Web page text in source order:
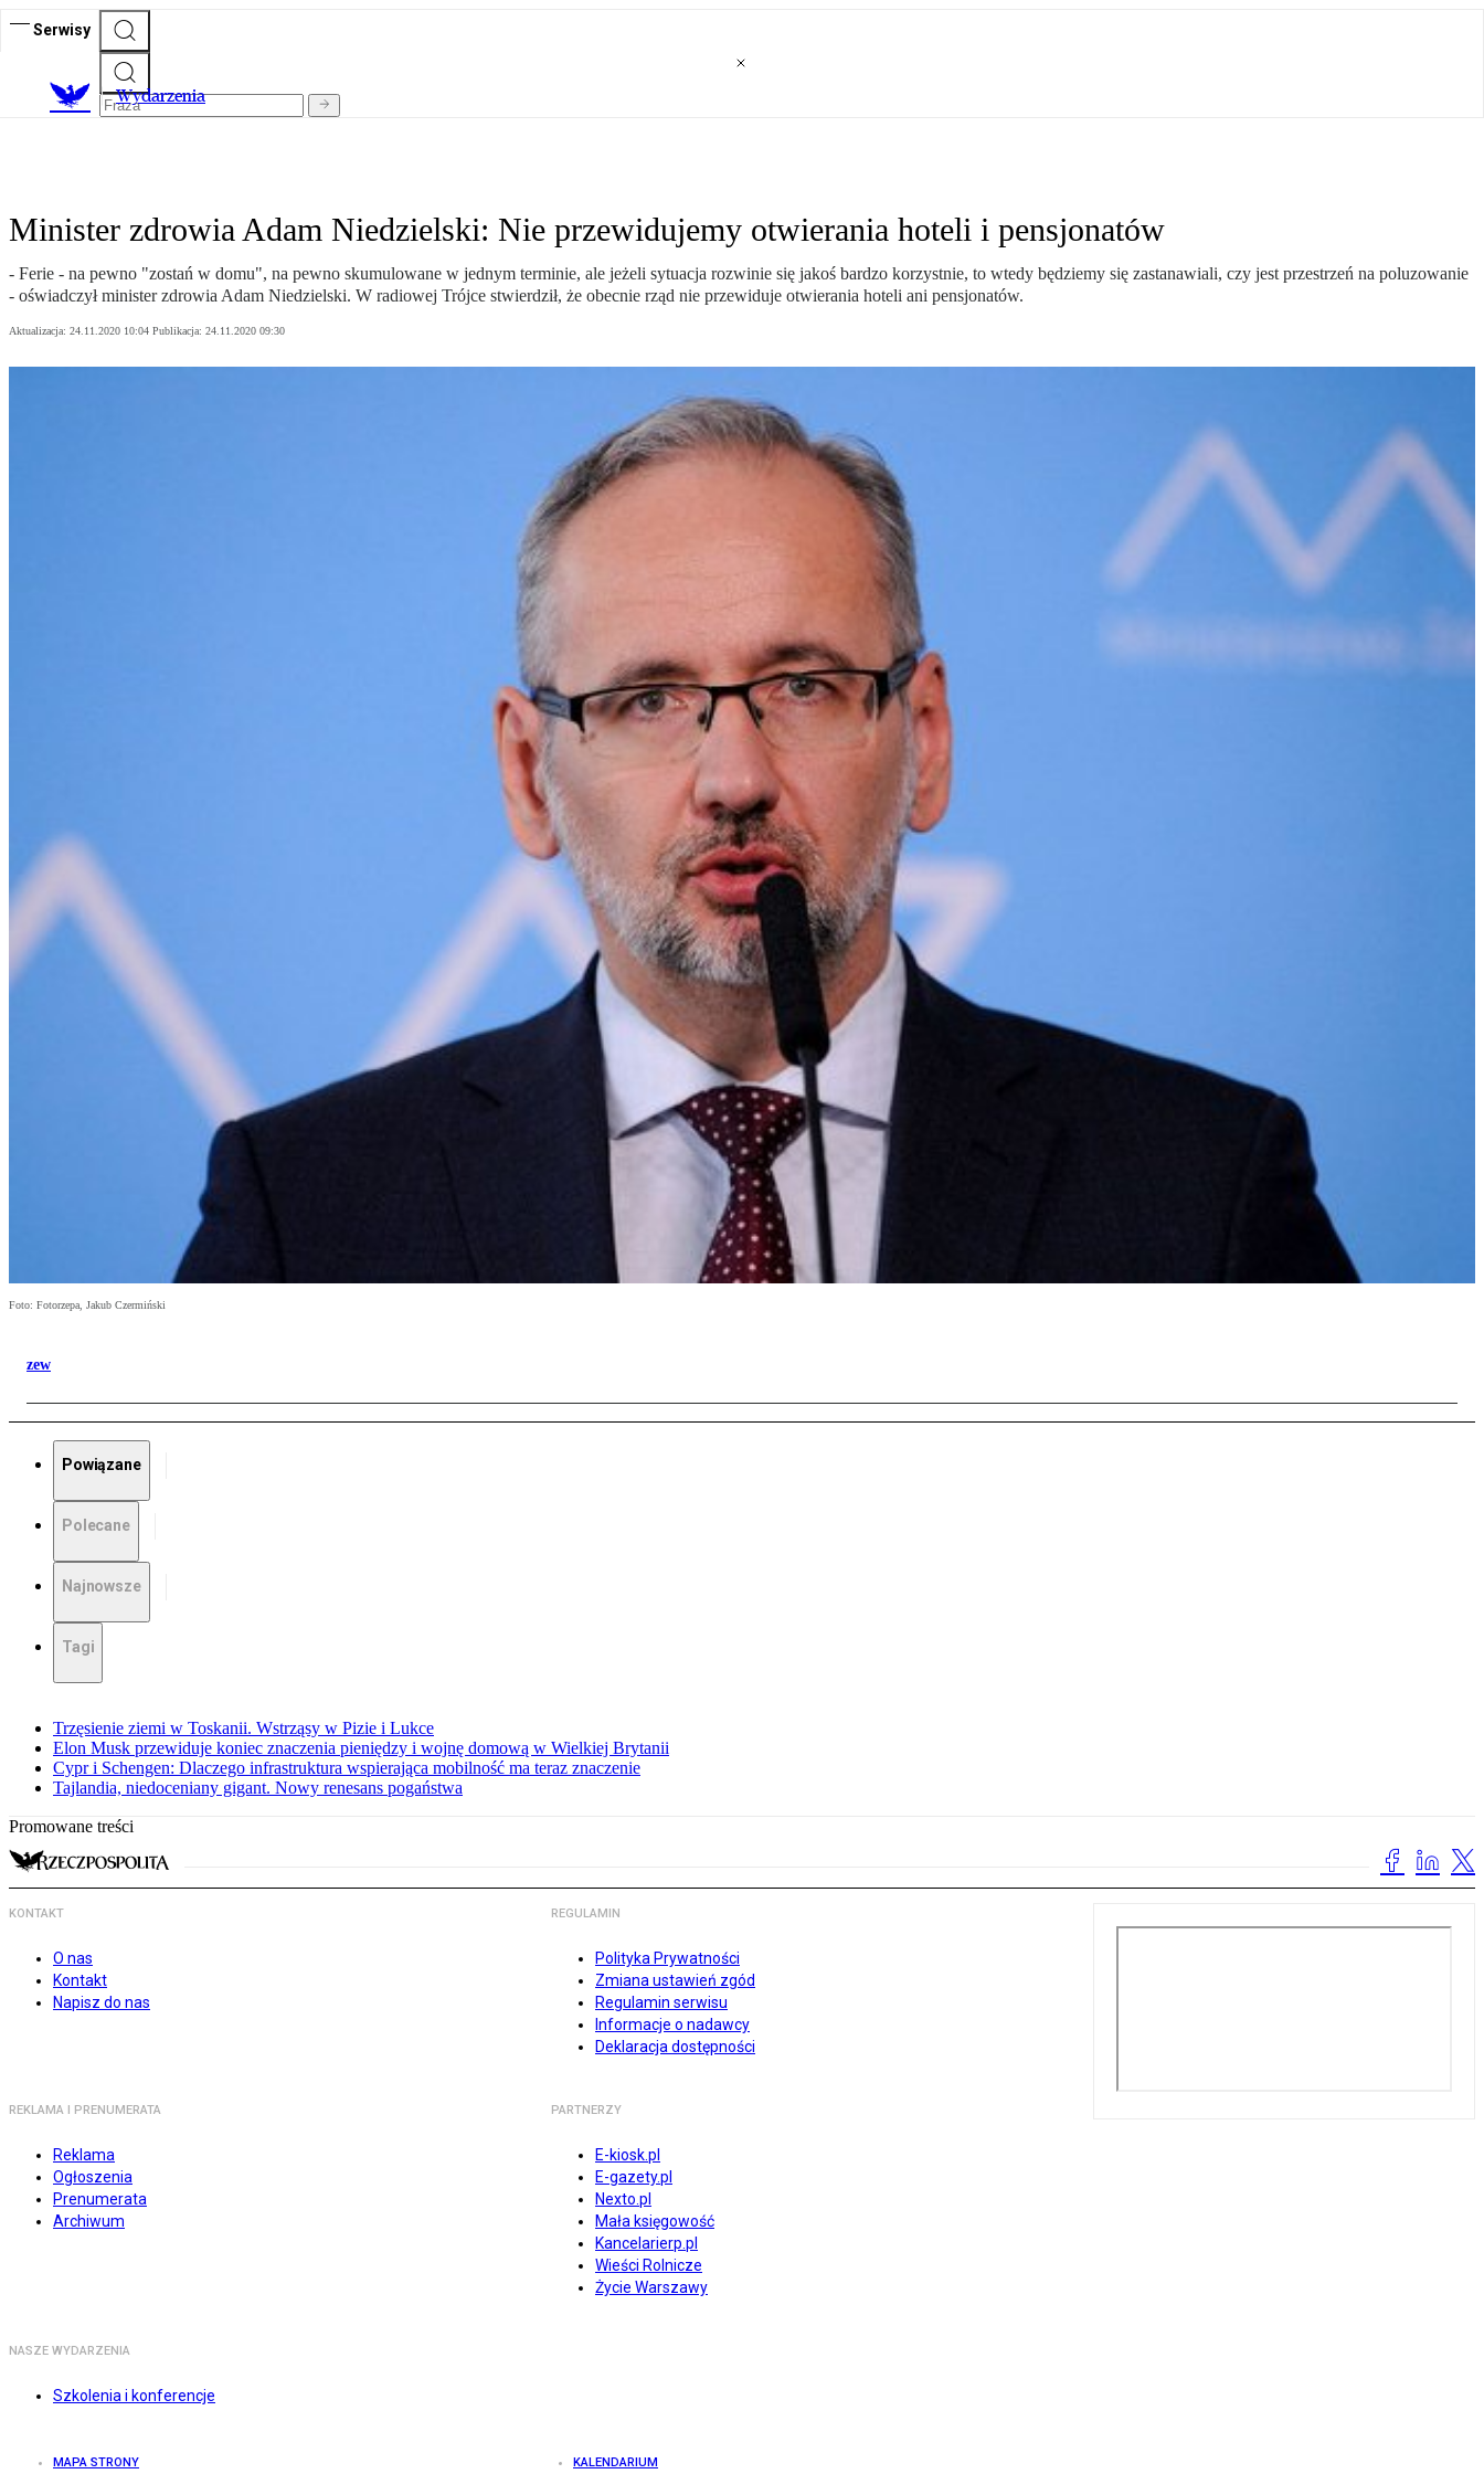
Serwisy
Wydarzenia
Minister zdrowia Adam Niedzielski: Nie przewidujemy otwierania hoteli i pensjonatów
- Ferie - na pewno "zostań w domu", na pewno skumulowane w jednym terminie, ale jeżeli sytuacja rozwinie się jakoś bardzo korzystnie, to wtedy będziemy się zastanawiali, czy jest przestrzeń na poluzowanie
- oświadczył minister zdrowia Adam Niedzielski. W radiowej Trójce stwierdził, że obecnie rząd nie przewiduje otwierania hoteli ani pensjonatów.
Aktualizacja: 24.11.2020 10:04 Publikacja: 24.11.2020 09:30
Foto: Fotorzepa, Jakub Czermiński
zew
Powiązane
Polecane
Najnowsze
Tagi
Trzęsienie ziemi w Toskanii. Wstrząsy w Pizie i Lukce
Elon Musk przewiduje koniec znaczenia pieniędzy i wojnę domową w Wielkiej Brytanii
Cypr i Schengen: Dlaczego infrastruktura wspierająca mobilność ma teraz znaczenie
Tajlandia, niedoceniany gigant. Nowy renesans pogaństwa
Promowane treści
KONTAKT
O nas
Kontakt
Napisz do nas
REGULAMIN
Polityka Prywatności
Zmiana ustawień zgód
Regulamin serwisu
Informacje o nadawcy
Deklaracja dostępności
REKLAMA I PRENUMERATA
Reklama
Ogłoszenia
Prenumerata
Archiwum
PARTNERZY
E-kiosk.pl
E-gazety.pl
Nexto.pl
Mała księgowość
Kancelarierp.pl
Wieści Rolnicze
Życie Warszawy
NASZE WYDARZENIA
Szkolenia i konferencje
MAPA STRONY KALENDARIUM